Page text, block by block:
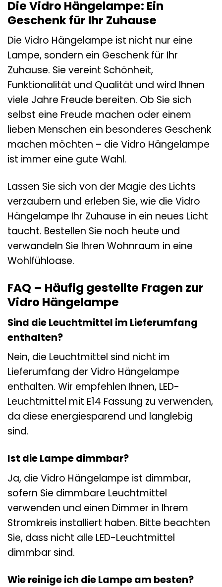
Die Vidro Hängelampe: Ein
Geschenk für Ihr Zuhause
Die Vidro Hängelampe ist nicht nur eine
Lampe, sondern ein Geschenk für Ihr
Zuhause. Sie vereint Schönheit,
Funktionalität und Qualität und wird Ihnen
viele Jahre Freude bereiten. Ob Sie sich
selbst eine Freude machen oder einem
lieben Menschen ein besonderes Geschenk
machen möchten – die Vidro Hängelampe
ist immer eine gute Wahl.
Lassen Sie sich von der Magie des Lichts
verzaubern und erleben Sie, wie die Vidro
Hängelampe Ihr Zuhause in ein neues Licht
taucht. Bestellen Sie noch heute und
verwandeln Sie Ihren Wohnraum in eine
Wohlfühloase.
FAQ – Häufig gestellte Fragen zur
Vidro Hängelampe
Sind die Leuchtmittel im Lieferumfang
enthalten?
Nein, die Leuchtmittel sind nicht im
Lieferumfang der Vidro Hängelampe
enthalten. Wir empfehlen Ihnen, LED-
Leuchtmittel mit E14 Fassung zu verwenden,
da diese energiesparend und langlebig
sind.
Ist die Lampe dimmbar?
Ja, die Vidro Hängelampe ist dimmbar,
sofern Sie dimmbare Leuchtmittel
verwenden und einen Dimmer in Ihrem
Stromkreis installiert haben. Bitte beachten
Sie, dass nicht alle LED-Leuchtmittel
dimmbar sind.
Wie reinige ich die Lampe am besten?